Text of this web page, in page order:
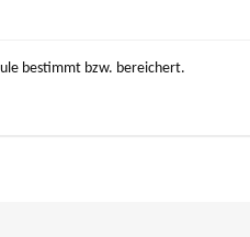
bestimmt bzw. bereichert.